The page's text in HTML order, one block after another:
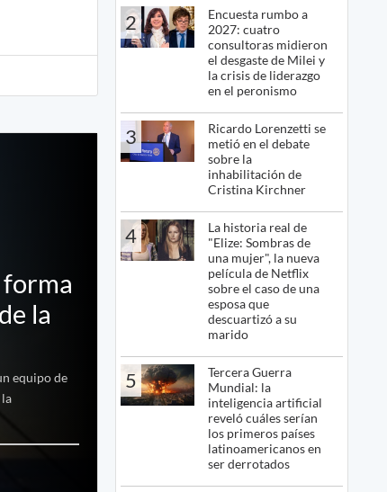
la
equipo de
2
Encuesta rumbo a
2027: cuatro
consultoras midieron
el desgaste de Milei y
la crisis de liderazgo
en el peronismo
3
Ricardo Lorenzetti se
metió en el debate
sobre la
inhabilitación de
Cristina Kirchner
4
La historia real de
"Elize: Sombras de
una mujer", la nueva
película de Netflix
sobre el caso de una
esposa que
descuartizó a su
marido
5
Tercera Guerra
Mundial: la
inteligencia artificial
reveló cuáles serían
los primeros países
latinoamericanos en
ser derrotados